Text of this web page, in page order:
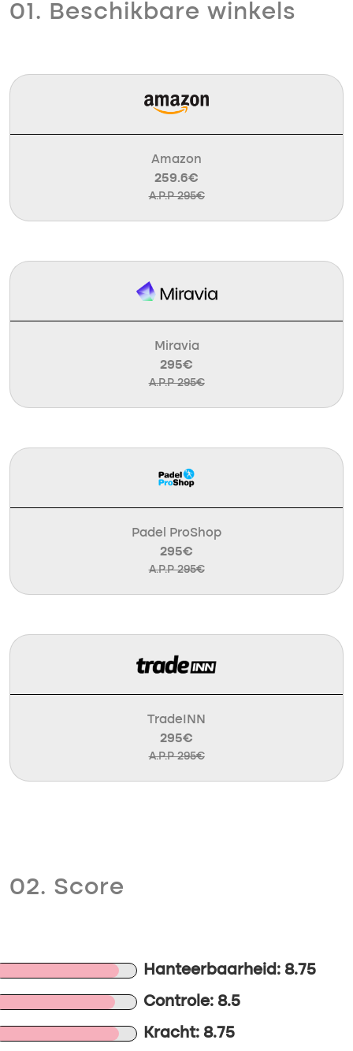
01. Beschikbare winkels
Amazon
259.6€
A.P.P 295€
Miravia
295€
A.P.P 295€
Padel ProShop
295€
A.P.P 295€
TradeINN
295€
A.P.P 295€
02. Score
Hanteerbaarheid: 8.75
Controle: 8.5
Kracht: 8.75